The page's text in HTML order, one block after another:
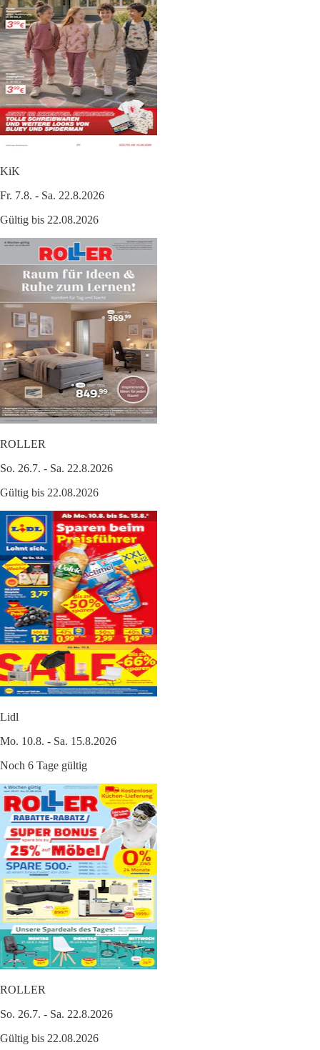
KiK
Fr. 7.8. - Sa. 22.8.2026
Gültig bis 22.08.2026
ROLLER
So. 26.7. - Sa. 22.8.2026
Gültig bis 22.08.2026
Lidl
Mo. 10.8. - Sa. 15.8.2026
Noch 6 Tage gültig
ROLLER
So. 26.7. - Sa. 22.8.2026
Gültig bis 22.08.2026